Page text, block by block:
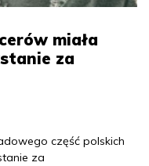
miała
za
część polskich
za